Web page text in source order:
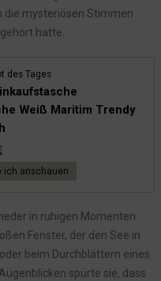
die mysteriösen Stimmen
hatte.
des Tages
Weiß Maritim Trendy
Aktueller
Preis
ich anschauen
in ruhigen Momenten
Fenster, der den See in
beim Durchblättern eines
spürte sie, dass